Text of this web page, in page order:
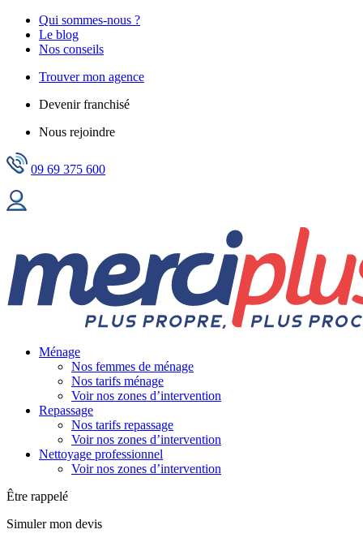
Qui sommes-nous ?
Le blog
Nos conseils
Trouver mon agence
Devenir franchisé
Nous rejoindre
09 69 375 600
Ménage
Nos femmes de ménage
Nos tarifs ménage
Voir nos zones d’intervention
Repassage
Nos tarifs repassage
Voir nos zones d’intervention
Nettoyage professionnel
Voir nos zones d’intervention
Être rappelé
Simuler mon devis